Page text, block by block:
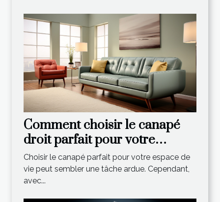
Comment choisir le canapé
droit parfait pour votre
espace de vie
Choisir le canapé parfait pour votre espace de
vie peut sembler une tâche ardue. Cependant,
avec...